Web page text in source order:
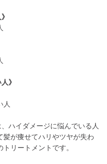
》
人
ハイダメージに悩んでいる人
髪が痩せてハリやツヤが失わ
リートメントです。